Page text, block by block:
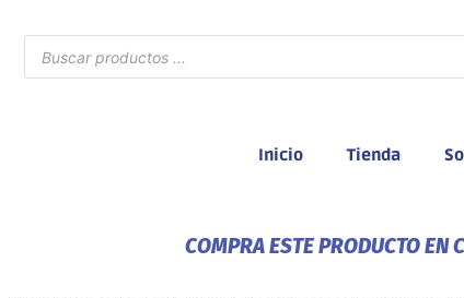
contenido
Búsqueda
de
productos
Inicio Tienda
COMPRA ESTE PRODUCTO EN